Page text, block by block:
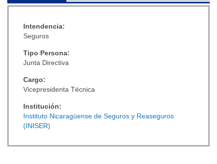
Intendencia:
Seguros
Tipo Persona:
Junta Directiva
Cargo:
Vicepresidenta Técnica
Institución:
Instituto Nicaragüense de Seguros y Reaseguros
(INISER)